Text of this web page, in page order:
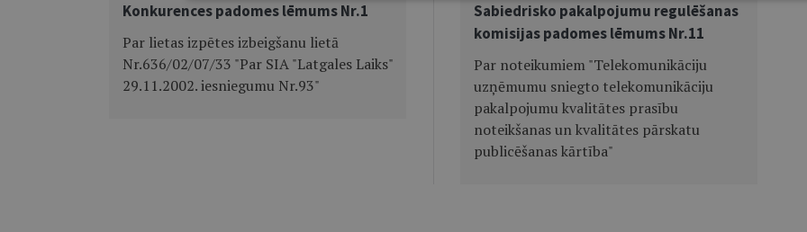
Konkurences padomes lēmums Nr.1
Par lietas izpētes izbeigšanu lietā
Nr.636/02/07/33 "Par SIA "Latgales Laiks"
29.11.2002. iesniegumu Nr.93"
Sabiedrisko pakalpojumu regulēšanas
komisijas padomes lēmums Nr.11
Par noteikumiem "Telekomunikāciju
uzņēmumu sniegto telekomunikāciju
pakalpojumu kvalitātes prasību
noteikšanas un kvalitātes pārskatu
publicēšanas kārtība"